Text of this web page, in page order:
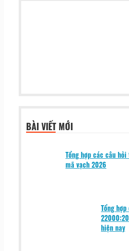
BÀI VIẾT MỚI
Tổng hợp các câu
mã vạch 2026
Tổng
hiện nay